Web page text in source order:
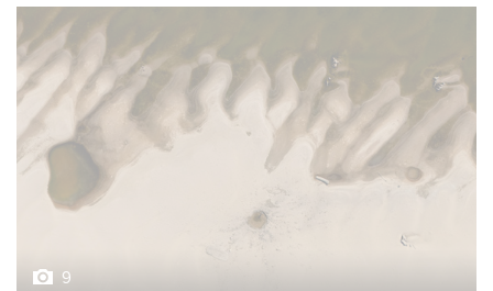
Обмеление Дуная